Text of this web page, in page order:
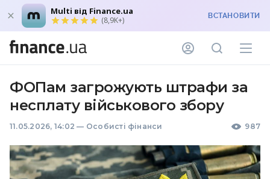
Multi від Finance.ua
(8,9K+) ВСТАНОВИТИ
ФОПам загрожують штрафи за
несплату військового збору
11.05.2026, 14:02 — Особисті фінанси 987